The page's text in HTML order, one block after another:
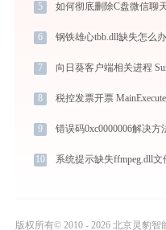
5 如何彻底删除C盘微信聊
6 钢铁雄心tbb.dll缺失怎么
7
8 税控发票开票
9 错误码0xc0000006解决方
10 系统提示缺失ffmpeg.dll
版权所有© 2010 - 2026 北京灵豹智